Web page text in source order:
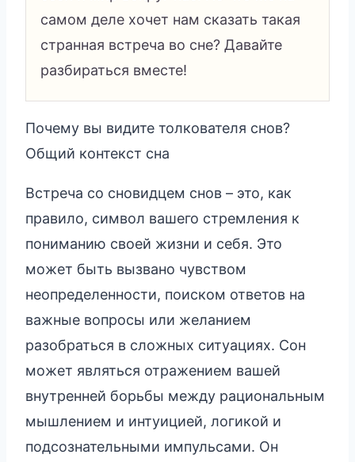
самом деле хочет нам сказать такая
странная встреча во сне? Давайте
разбираться вместе!
Почему вы видите толкователя снов?
Общий контекст сна
Встреча со сновидцем снов – это, как
правило, символ вашего стремления к
пониманию своей жизни и себя. Это
может быть вызвано чувством
неопределенности, поиском ответов на
важные вопросы или желанием
разобраться в сложных ситуациях. Сон
может являться отражением вашей
внутренней борьбы между рациональным
мышлением и интуицией, логикой и
подсознательными импульсами. Он